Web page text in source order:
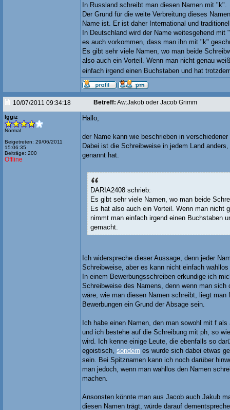
In Russland schreibt man diesen Namen mit "k".
Der Grund für die weite Verbreitung dieses
Name ist. Er ist daher International und
In Deutschland wird der Name weitesgehend
es auch vorkommen, dass man ihn mit "k"
Es gibt sehr viele Namen, wo man beide
also auch ein Vorteil. Wenn man nicht genau
einfach irgend einen Buchstaben und hat
10/07/2011 09:34:18 Betreff: Aw:Jakob oder Jacob Grimm
Iggiz
Normal
Beigetreten: 29/06/2011
15:06:35
Beiträge: 200
Offline
Hallo,
der Name kann wie beschrieben in
Dabei ist die Schreibweise in jedem Land
genannt hat.
DARIA2408 schrieb:
Es gibt sehr viele Namen, wo man beide
Es hat also auch ein Vorteil. Wenn man nicht
nimmt man einfach irgend einen Buchstaben
gemacht.
Ich widerspreche dieser Aussage, denn jeder
Schreibweise, aber es kann nicht einfach
In einem Bewerbungsschreiben erkundige ich
Schreibweise des Namens, denn wenn man
wäre, wie man diesen Namen schreibt, liegt man
Bewerbungen ein Grund der Absage sein.
Ich habe einen Namen, den man sowohl mit f
und ich bestehe auf die Schreibung mit ph, so
wird. Ich kenne einige Leute, die ebenfalls so
egoistisch, sondern es wurde sich dabei etwas
sein. Bei Spitznamen kann ich noch darüber
man jedoch, wenn man wahllos den Namen
machen.
Ansonsten könnte man aus Jacob auch Jakub
diesen Namen trägt, würde darauf